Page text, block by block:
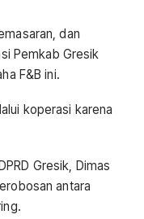
dan
Pemkab Gresik
F&B ini.
koperasi karena
Gresik, Dimas
antara